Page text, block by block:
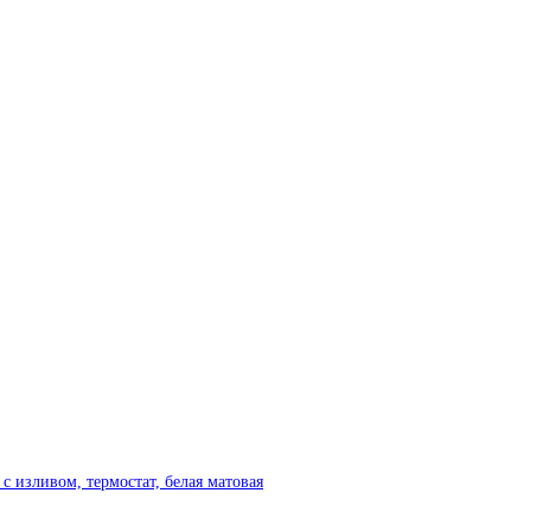
термостат, белая матовая